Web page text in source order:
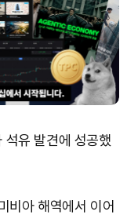
석유 발견에 성공했
비아 해역에서 이어